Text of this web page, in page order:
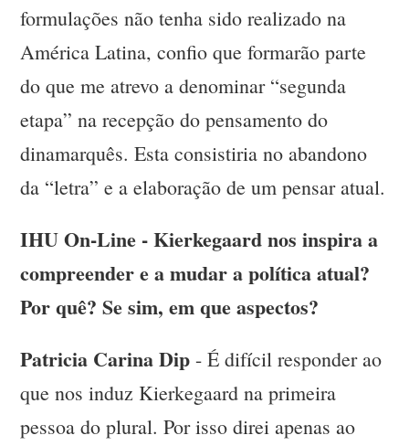
formulações não tenha sido realizado na
América Latina, confio que formarão parte
do que me atrevo a denominar “segunda
etapa” na recepção do pensamento do
dinamarquês. Esta consistiria no abandono
da “letra” e a elaboração de um pensar atual.
IHU On-Line - Kierkegaard nos inspira a
compreender e a mudar a política atual?
Por quê? Se sim, em que aspectos?
Patricia Carina Dip - É difícil responder ao
que nos induz Kierkegaard na primeira
pessoa do plural. Por isso direi apenas ao